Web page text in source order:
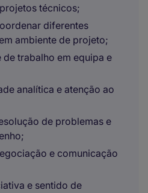
técnicos;
diferentes
ambiente de projeto;
de trabalho em equipa e
analítica e atenção ao
de problemas e
e comunicação
e sentido de